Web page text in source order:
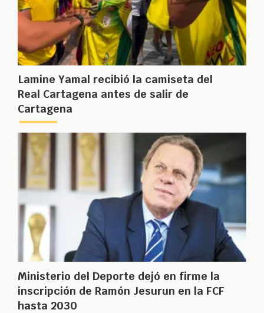
Lamine Yamal recibió la camiseta del
Real Cartagena antes de salir de
Cartagena
Ministerio del Deporte dejó en firme la
inscripción de Ramón Jesurun en la FCF
hasta 2030